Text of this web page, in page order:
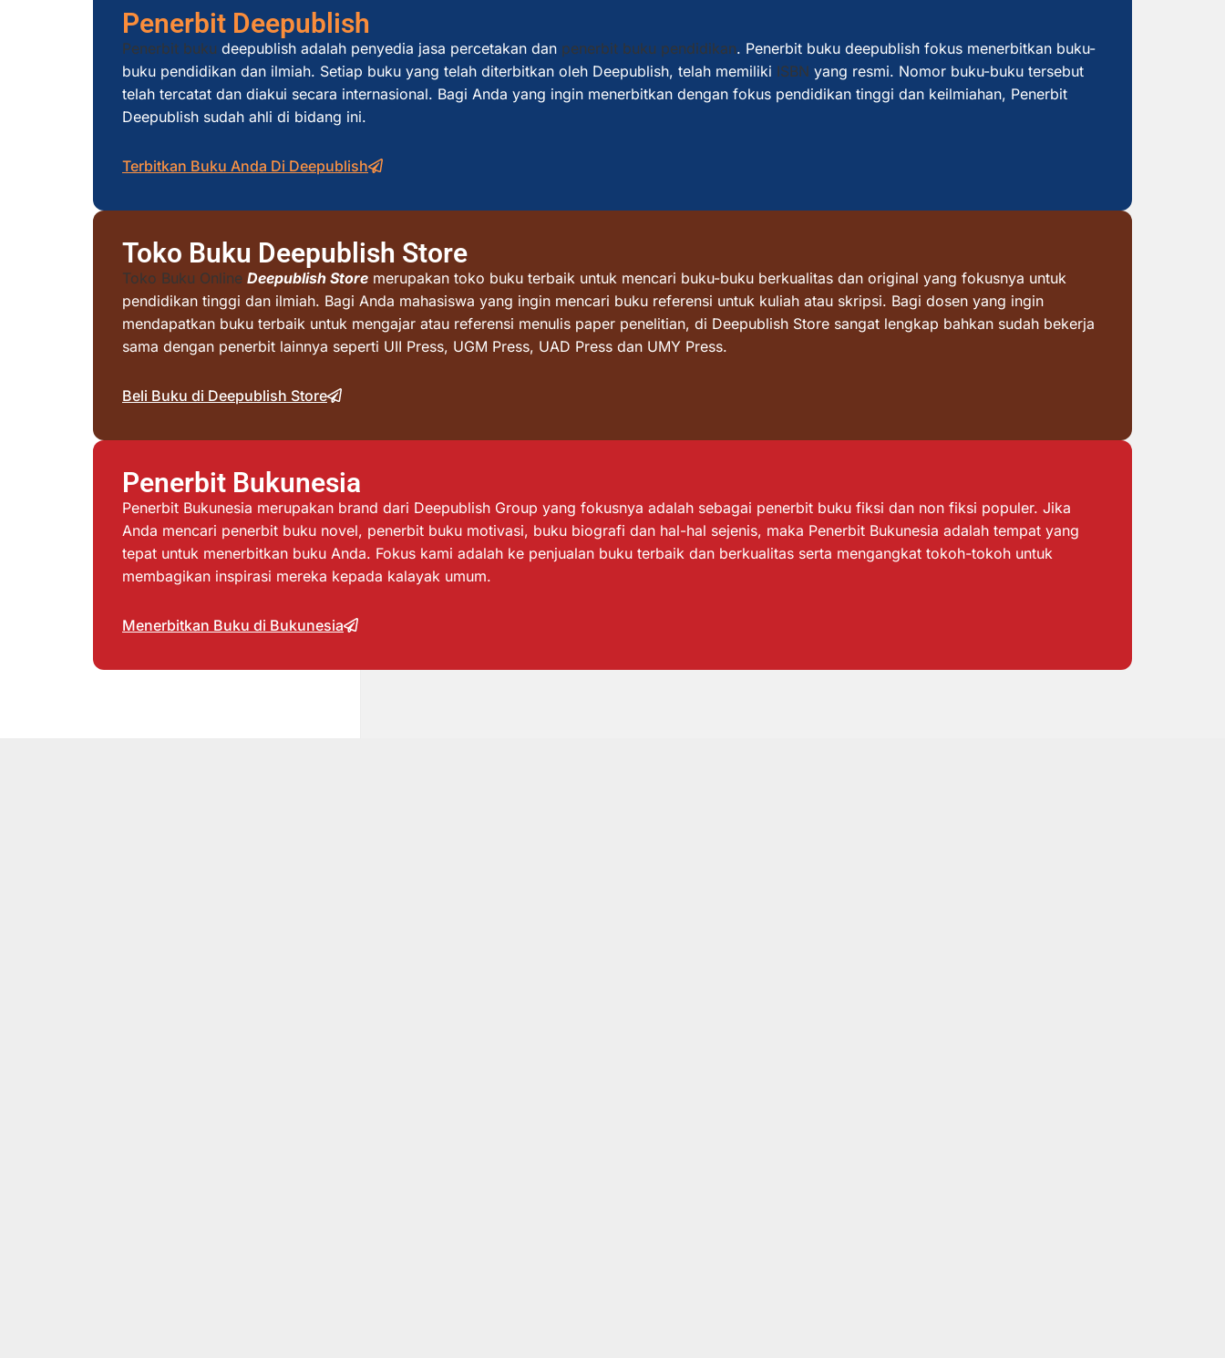
Penerbit Deepublish
Penerbit buku deepublish adalah penyedia jasa percetakan dan penerbit buku pendidikan. Penerbit buku deepublish fokus menerbitkan buku-
buku pendidikan dan ilmiah. Setiap buku yang telah diterbitkan oleh Deepublish, telah memiliki ISBN yang resmi. Nomor buku-buku tersebut
telah tercatat dan diakui secara internasional. Bagi Anda yang ingin menerbitkan dengan fokus pendidikan tinggi dan keilmiahan, Penerbit
Deepublish sudah ahli di bidang ini.
Terbitkan Buku Anda Di Deepublish
Toko Buku Deepublish Store
Toko Buku Online Deepublish Store merupakan toko buku terbaik untuk mencari buku-buku berkualitas dan original yang fokusnya untuk
pendidikan tinggi dan ilmiah. Bagi Anda mahasiswa yang ingin mencari buku referensi untuk kuliah atau skripsi. Bagi dosen yang ingin
mendapatkan buku terbaik untuk mengajar atau referensi menulis paper penelitian, di Deepublish Store sangat lengkap bahkan sudah bekerja
sama dengan penerbit lainnya seperti UII Press, UGM Press, UAD Press dan UMY Press.
Beli Buku di Deepublish Store
Penerbit Bukunesia
Penerbit Bukunesia merupakan brand dari Deepublish Group yang fokusnya adalah sebagai penerbit buku fiksi dan non fiksi populer. Jika
Anda mencari penerbit buku novel, penerbit buku motivasi, buku biografi dan hal-hal sejenis, maka Penerbit Bukunesia adalah tempat yang
tepat untuk menerbitkan buku Anda. Fokus kami adalah ke penjualan buku terbaik dan berkualitas serta mengangkat tokoh-tokoh untuk
membagikan inspirasi mereka kepada kalayak umum.
Menerbitkan Buku di Bukunesia